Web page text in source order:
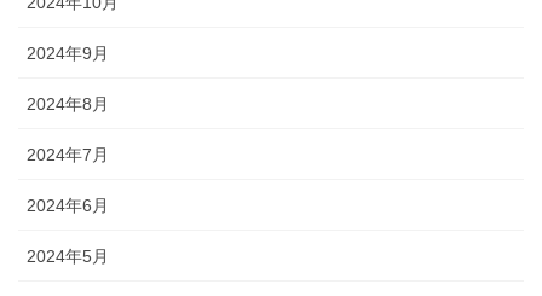
2024年9月
2024年8月
2024年7月
2024年6月
2024年5月